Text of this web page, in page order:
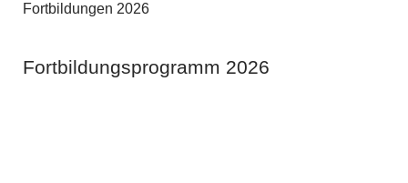
Fortbildungen 2026
Fortbildungsprogramm 2026